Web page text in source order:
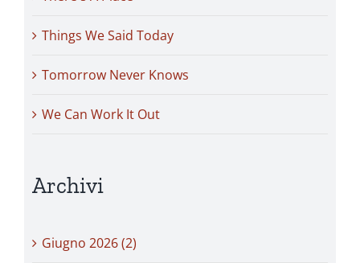
Things We Said Today
Tomorrow Never Knows
We Can Work It Out
Archivi
Giugno 2026 (2)